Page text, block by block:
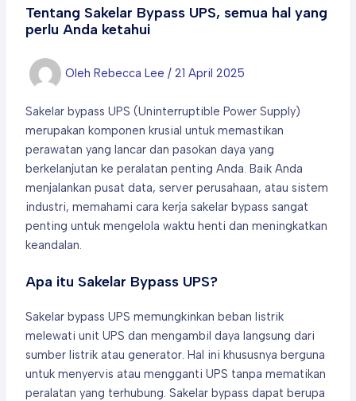
Tentang Sakelar Bypass UPS, semua hal yang
perlu Anda ketahui
Oleh Rebecca Lee / 21 April 2025
Sakelar bypass UPS (Uninterruptible Power Supply)
merupakan komponen krusial untuk memastikan
perawatan yang lancar dan pasokan daya yang
berkelanjutan ke peralatan penting Anda. Baik Anda
menjalankan pusat data, server perusahaan, atau sistem
industri, memahami cara kerja sakelar bypass sangat
penting untuk mengelola waktu henti dan meningkatkan
keandalan.
Apa itu Sakelar Bypass UPS?
Sakelar bypass UPS memungkinkan beban listrik
melewati unit UPS dan mengambil daya langsung dari
sumber listrik atau generator. Hal ini khususnya berguna
untuk menyervis atau mengganti UPS tanpa mematikan
peralatan yang terhubung. Sakelar bypass dapat berupa